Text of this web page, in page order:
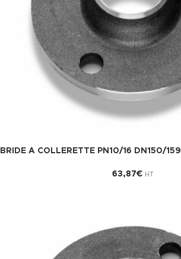
BRIDE A COLLERETTE PN10/16 DN150/159
63,87€ HT